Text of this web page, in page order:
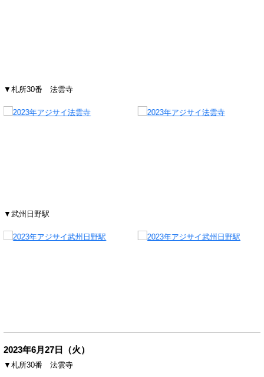
▼札所30番 法雲寺
▼武州日野駅
2023年6月27日（火）
▼札所30番 法雲寺